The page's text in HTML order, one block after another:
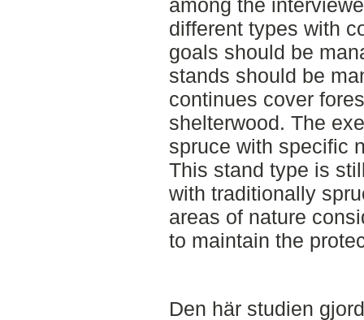
among the
different types with
goals should be
stands should be
continues cover
shelterwood. The
spruce with specific
This stand type is
with traditionally
areas of nature
to maintain the
Den här studien